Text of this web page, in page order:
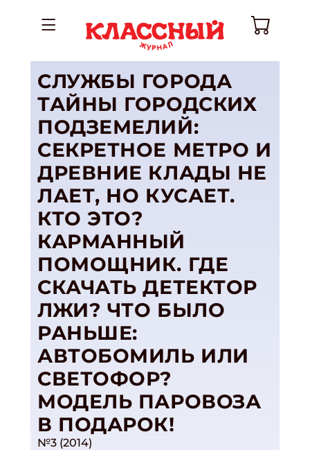
СЛУЖБЫ ГОРОДА
ТАЙНЫ ГОРОДСКИХ
ПОДЗЕМЕЛИЙ:
СЕКРЕТНОЕ МЕТРО И
ДРЕВНИЕ КЛАДЫ НЕ
ЛАЕТ, НО КУСАЕТ.
КТО ЭТО?
КАРМАННЫЙ
ПОМОЩНИК. ГДЕ
СКАЧАТЬ ДЕТЕКТОР
ЛЖИ? ЧТО БЫЛО
РАНЬШЕ:
АВТОБОМИЛЬ ИЛИ
СВЕТОФОР?
МОДЕЛЬ ПАРОВОЗА
В ПОДАРОК!
№3 (2014)